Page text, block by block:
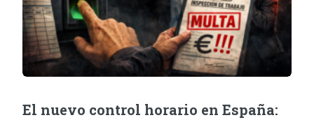
El nuevo control horario en España: